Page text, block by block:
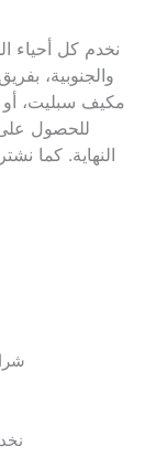
نخدم كل أحياء
والجنوبية،
مكيف سبليت، أو
للحصول
النهاية. كما